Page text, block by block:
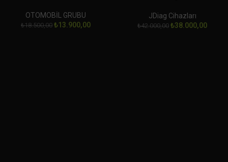
OTOMOBİL GRUBU
₺18.500,00 ₺13.900,00
JDiag Cihazları
₺42.000,00 ₺38.000,00